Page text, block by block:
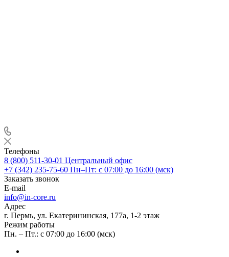
Телефоны
8 (800) 511-30-01 Центральный офис
+7 (342) 235-75-60 Пн–Пт: с 07:00 до 16:00 (мск)
Заказать звонок
E-mail
info@in-core.ru
Адрес
г. Пермь, ул. ​Екатерининская, 177а, ​1-2 этаж
Режим работы
Пн. – Пт.: с 07:00 до 16:00 (мск)